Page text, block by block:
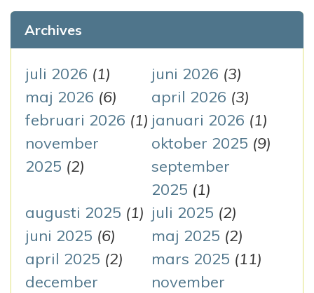
e
f
t
e
r
:
Archives
juli 2026 (1) juni 2026 (3)
maj 2026 (6) april 2026 (3)
februari 2026 (1) januari 2026 (1)
november
2025 (2)
oktober 2025 (9)
september
2025 (1)
augusti 2025 (1) juli 2025 (2)
juni 2025 (6) maj 2025 (2)
april 2025 (2) mars 2025 (11)
december
november